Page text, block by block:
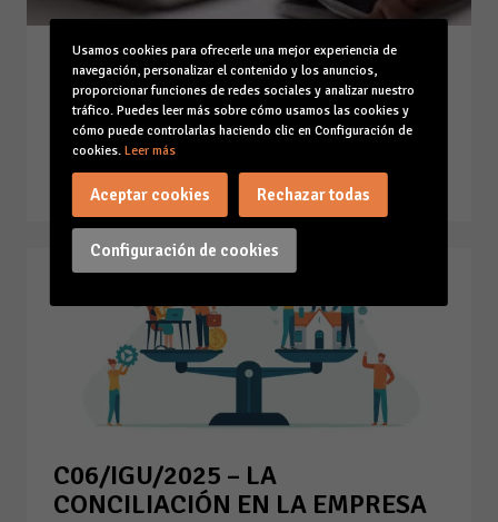
C07/IGU/2025 – El acoso laboral
y/o el acoso sexual o por razón
de sexo en el ámbito laboral
14-07-25
Leer la noticia
C06/IGU/2025 – LA
CONCILIACIÓN EN LA EMPRESA
Usamos cookies para ofrecerle una mejor experiencia de
navegación, personalizar el contenido y los anuncios,
proporcionar funciones de redes sociales y analizar nuestro
tráfico. Puedes leer más sobre cómo usamos las cookies y
cómo puede controlarlas haciendo clic en Configuración de
cookies. Leer más
Configuración de cookies
Aceptar cookies Rechazar todas